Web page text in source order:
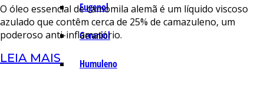
Eugenol
Geraniol
Humuleno
O óleo essencial de camomila alemã é um líquido viscoso
azulado que contêm cerca de 25% de camazuleno, um
poderoso anti-inflamatório.
LEIA MAIS